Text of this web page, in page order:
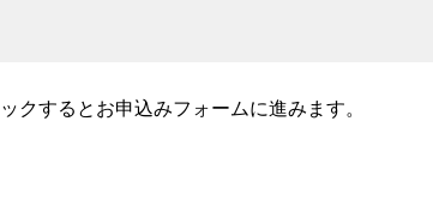
するとお申込みフォームに進みます。